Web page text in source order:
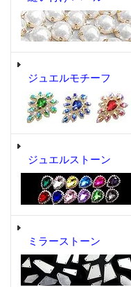
ジュエルモチーフ
ジュエルストーン
ミラーストーン